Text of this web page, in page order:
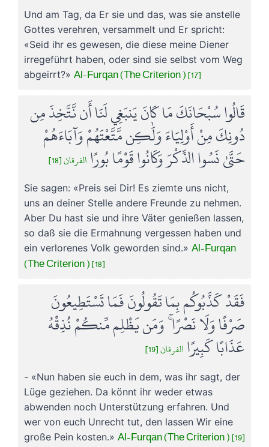
Und am Tag, da Er sie und das, was sie anstelle
Gottes verehren, versammelt und Er spricht:
«Seid ihr es gewesen, die diese meine Diener
irregeführt haben, oder sind sie selbst vom Weg
abgeirrt?» Al-Furqan (The Criterion ) [17]
قَالُوا سُبْحَانَكَ مَا كَانَ يَنبَغِي لَنَا أَن نَّتَّخِذَ مِن
دُونِكَ مِنْ أَوْلِيَاءَ وَلَٰكِن مَّتَّعْتَهُمْ وَآبَاءَهُمْ
حَتَّىٰ نَسُوا الذِّكْرَ وَكَانُوا قَوْمًا بُورًاالفرقان [18]
Sie sagen: «Preis sei Dir! Es ziemte uns nicht,
uns an deiner Stelle andere Freunde zu nehmen.
Aber Du hast sie und ihre Väter genießen lassen,
so daß sie die Ermahnung vergessen haben und
ein verlorenes Volk geworden sind.» Al-Furqan
(The Criterion ) [18]
فَقَدْ كَذَّبُوكُم بِمَا تَقُولُونَ فَمَا تَسْتَطِيعُونَ
صَرْفًا وَلَا نَصْرًا ۚ وَمَن يَظْلِم مِّنكُمْ نُذِقْهُ
عَذَابًا كَبِيرًا الفرقان [19]
- «Nun haben sie euch in dem, was ihr sagt, der
Lüge geziehen. Da könnt ihr weder etwas
abwenden noch Unterstützung erfahren. Und
wer von euch Unrecht tut, den lassen Wir eine
große Pein kosten.» Al-Furqan (The Criterion ) [19]